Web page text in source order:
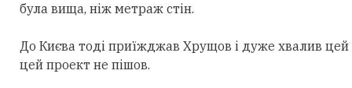
була вища, ніж метраж стін.
До Києва тоді приїжджав Хрущов і дуже хвалив
цей проект не пішов.